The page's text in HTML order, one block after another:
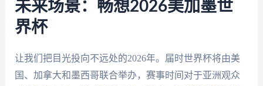
未来场景：畅想2026美加墨世
界杯
让我们把目光投向不远处的2026年。届时世界杯将由美
国、加拿大和墨西哥联合举办，赛事时间对于亚洲观众